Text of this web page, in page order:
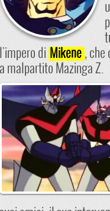
l'impero di Mikene , che
a malpartito Mazinga Z.